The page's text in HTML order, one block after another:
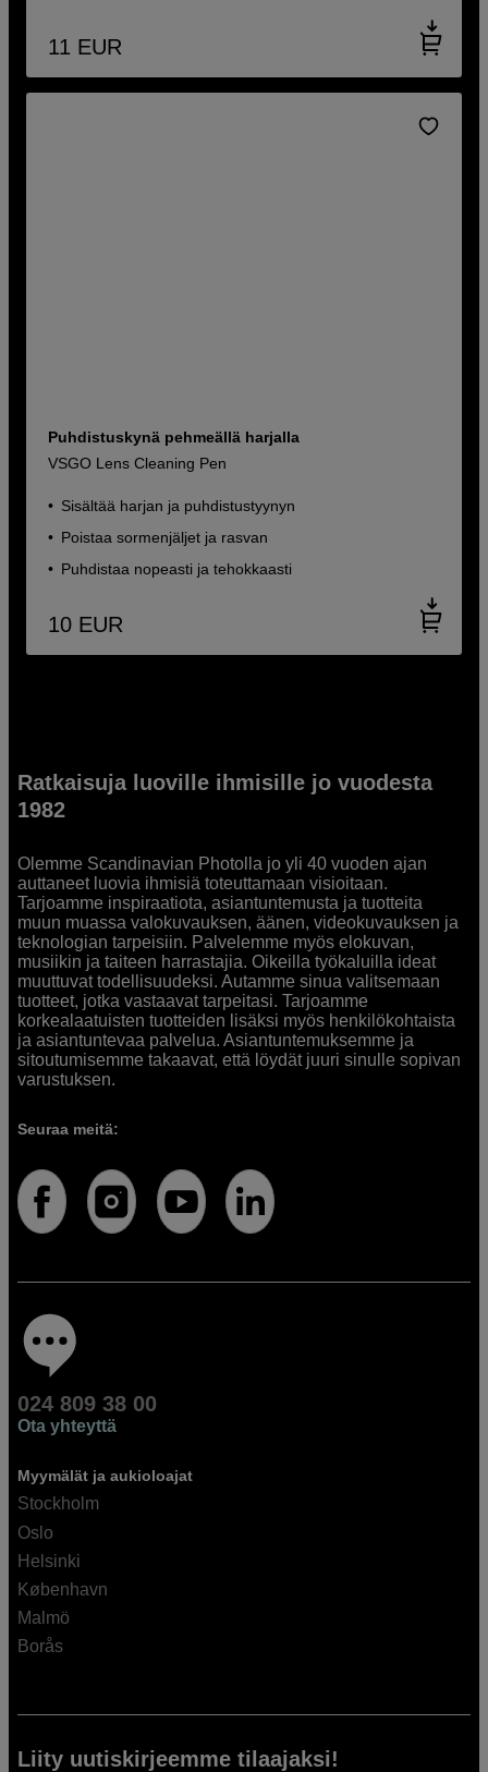
11 EUR
Puhdistuskynä pehmeällä harjalla
VSGO Lens Cleaning Pen
Sisältää harjan ja puhdistustyynyn
Poistaa sormenjäljet ja rasvan
Puhdistaa nopeasti ja tehokkaasti
10 EUR
Ratkaisuja luoville ihmisille jo vuodesta
1982
Olemme Scandinavian Photolla jo yli 40 vuoden ajan
auttaneet luovia ihmisiä toteuttamaan visioitaan.
Tarjoamme inspiraatiota, asiantuntemusta ja tuotteita
muun muassa valokuvauksen, äänen, videokuvauksen ja
teknologian tarpeisiin. Palvelemme myös elokuvan,
musiikin ja taiteen harrastajia. Oikeilla työkaluilla ideat
muuttuvat todellisuudeksi. Autamme sinua valitsemaan
tuotteet, jotka vastaavat tarpeitasi. Tarjoamme
korkealaatuisten tuotteiden lisäksi myös henkilökohtaista
ja asiantuntevaa palvelua. Asiantuntemuksemme ja
sitoutumisemme takaavat, että löydät juuri sinulle sopivan
varustuksen.
Seuraa meitä:
024 809 38 00
Ota yhteyttä
Myymälät ja aukioloajat
Stockholm
Oslo
Helsinki
København
Malmö
Borås
Liity uutiskirjeemme tilaajaksi!